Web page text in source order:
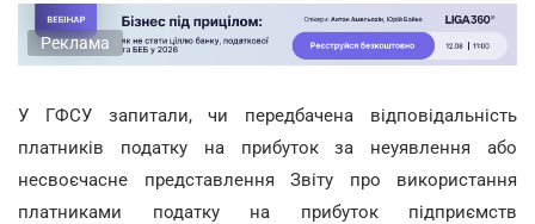
Реклама
У ГФСУ запитали, чи передбачена відповідальність
платників податку на прибуток за неуявлення або
несвоєчасне представлення Звіту про використання
платниками податку на прибуток підприємств